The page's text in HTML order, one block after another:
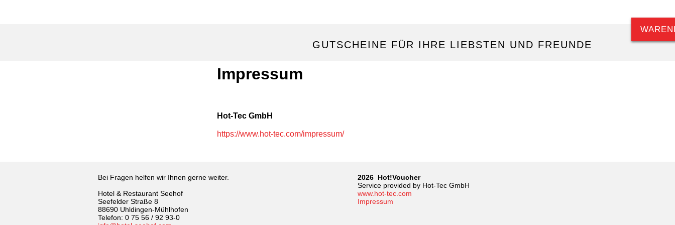
GUTSCHEINE FÜR IHRE LIEBSTEN UND FREUNDE
Impressum
Hot-Tec GmbH
https://www.hot-tec.com/impressum/
Bei Fragen helfen wir Ihnen gerne weiter.
Hotel & Restaurant Seehof
Seefelder Straße 8
88690 Uhldingen-Mühlhofen
Telefon: 0 75 56 / 92 93-0
2026 Hot!Voucher
Service provided by Hot-Tec GmbH
www.hot-tec.com
Impressum